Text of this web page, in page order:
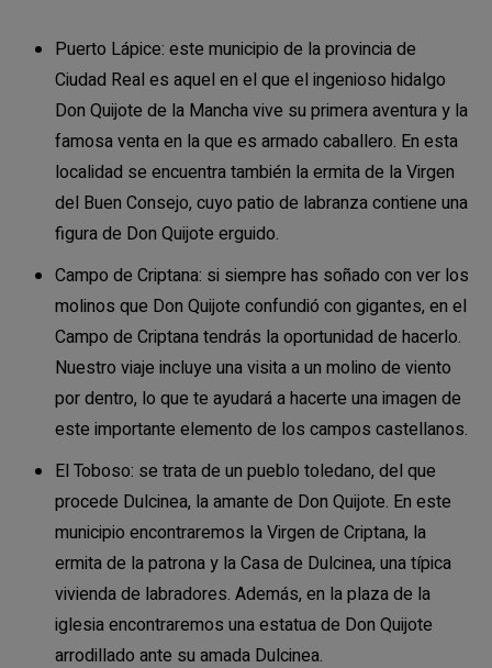
Puerto Lápice: este municipio de la provincia de
Ciudad Real es aquel en el que el ingenioso hidalgo
Don Quijote de la Mancha vive su primera aventura y la
famosa venta en la que es armado caballero. En esta
localidad se encuentra también la ermita de la Virgen
del Buen Consejo, cuyo patio de labranza contiene una
figura de Don Quijote erguido.
Campo de Criptana: si siempre has soñado con ver los
molinos que Don Quijote confundió con gigantes, en el
Campo de Criptana tendrás la oportunidad de hacerlo.
Nuestro viaje incluye una visita a un molino de viento
por dentro, lo que te ayudará a hacerte una imagen de
este importante elemento de los campos castellanos.
El Toboso: se trata de un pueblo toledano, del que
procede Dulcinea, la amante de Don Quijote. En este
municipio encontraremos la Virgen de Criptana, la
ermita de la patrona y la Casa de Dulcinea, una típica
vivienda de labradores. Además, en la plaza de la
iglesia encontraremos una estatua de Don Quijote
arrodillado ante su amada Dulcinea.